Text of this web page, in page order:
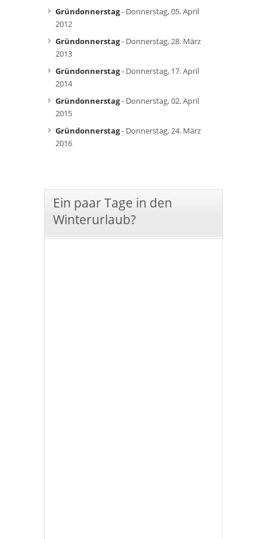
Gründonnerstag- Donnerstag, 05. April
2012
Gründonnerstag- Donnerstag, 28. März
2013
Gründonnerstag- Donnerstag, 17. April
2014
Gründonnerstag- Donnerstag, 02. April
2015
Gründonnerstag- Donnerstag, 24. März
2016
Ein paar Tage in den
Winterurlaub?